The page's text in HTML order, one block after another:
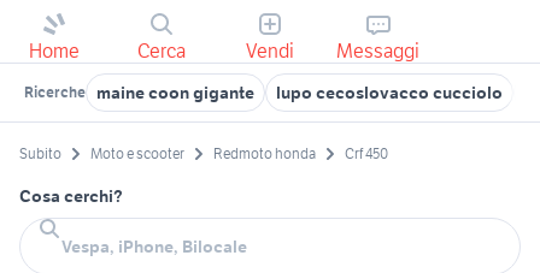
Home Cerca Vendi Messaggi
Ricerche maine coon gigante lupo cecoslovacco cucciolo
Subito Moto e scooter Redmoto honda Crf 450
Cosa cerchi?